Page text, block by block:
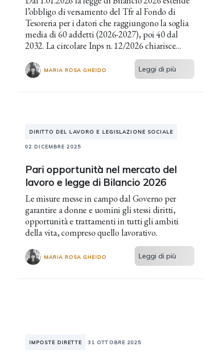
l’obbligo di versamento del Tfr al Fondo di
Tesoreria per i datori che raggiungono la soglia
media di 60 addetti (2026-2027), poi 40 dal
2032. La circolare Inps n. 12/2026 chiarisce
criteri, decorrenze e casi particolari.
MARIA ROSA GHEIDO Leggi di più
DIRITTO DEL LAVORO E LEGISLAZIONE SOCIALE
02 DICEMBRE 2025
Pari opportunità nel mercato del
lavoro e legge di Bilancio 2026
Le misure messe in campo dal Governo per
garantire a donne e uomini gli stessi diritti,
opportunità e trattamenti in tutti gli ambiti
della vita, compreso quello lavorativo.
MARIA ROSA GHEIDO Leggi di più
IMPOSTE DIRETTE 31 OTTOBRE 2025